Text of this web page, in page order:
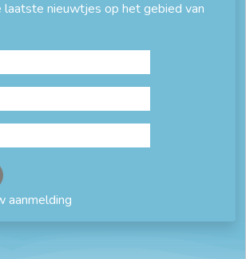
laatste nieuwtjes op het gebied van
aanmelding